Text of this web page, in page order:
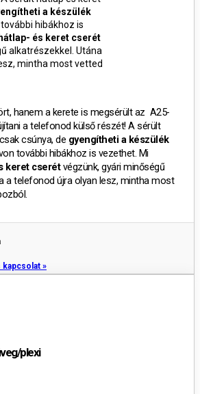
a készülék
hibákhoz is
és keret cserét
alkatrészekkel. Utána
mintha most vetted
hanem a kerete is megsérült az A25-
a telefonod külső részét! A sérült
csúnya, de gyengítheti a készülék
további hibákhoz is vezethet. Mi
keret cserétvégzünk, gyári minőségű
a telefonod újra olyan lesz, mintha most
»
plexi